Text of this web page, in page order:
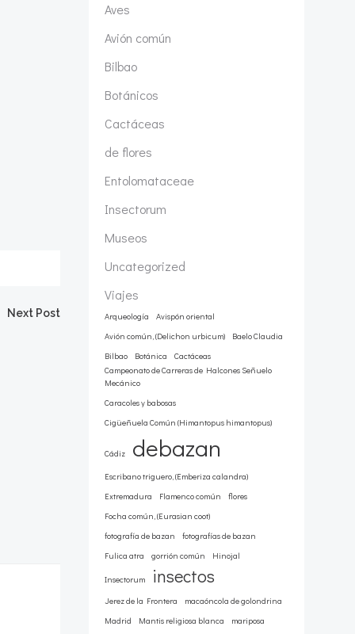
Next Post
Aves
Avión común
Bilbao
Botánicos
Cactáceas
de flores
Entolomataceae
Insectorum
Museos
Uncategorized
Viajes
Arqueología
Avispón oriental
Avión común, (Delichon urbicum)
Baelo Claudia
Bilbao
Botánica
Cactáceas
Campeonato de Carreras de Halcones Señuelo
Mecánico
Caracoles y babosas
Cigüeñuela Común (Himantopus himantopus)
Cádiz debazan
Escribano triguero, (Emberiza calandra)
Extremadura
Flamenco común
flores
Focha común, (Eurasian coot)
fotografía de bazan
fotografías de bazan
Fulica atra
gorrión común Hinojal
Insectorum insectos
Jerez de la Frontera
macaóncola de golondrina
Madrid
Mantis religiosa blanca
mariposa